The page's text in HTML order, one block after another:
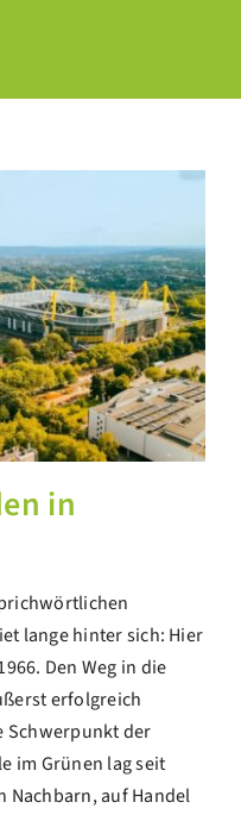
in
lange hinter sich: Hier
Den Weg in die
erfolgreich
Schwerpunkt der
im Grünen lag seit
Nachbarn, auf Handel